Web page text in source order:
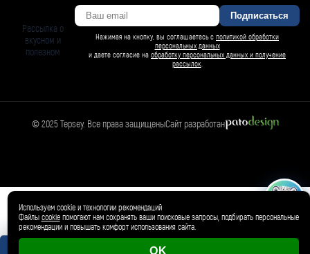
🛍️ Магазин
Товар добавлен в корзину ✓
Рассылка о
вкусном и
полезном
Подписаться
Нажимая на кнопку, вы соглашаетесь с политикой обработки
персональных данных
и даете согласие на обработку персональных данных и получение
рассылок
© 2025 Tepsey. Все права защищеныСайт разработан
Используем cookie и технологии рекомендаций
Файлы cookieпомогают нам сохранять ваши поисковые запросы, подбирать персональные
рекомендации и повышать комфорт использования сайта.
OK
БАРСИ ИИ